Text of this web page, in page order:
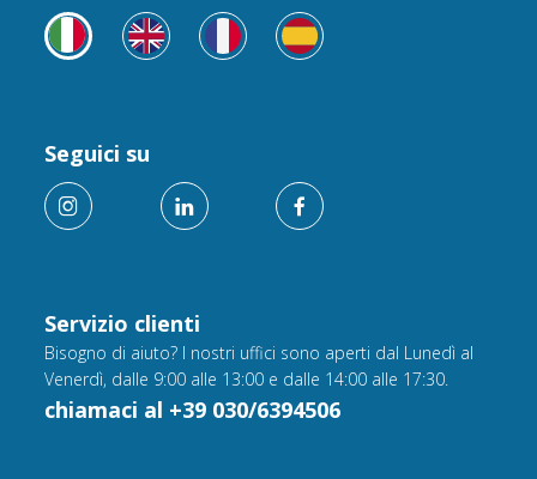
Servizio clienti
Bisogno di aiuto? I nostri uffici sono aperti dal Lunedì al
Venerdì, dalle 9:00 alle 13:00 e dalle 14:00 alle 17:30.
chiamaci al +39 030/6394506
Seguici su